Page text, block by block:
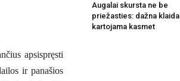
apsispręsti
ir panašios
Augalai skursta ne be
priežasties: dažna klaida
kartojama kasmet